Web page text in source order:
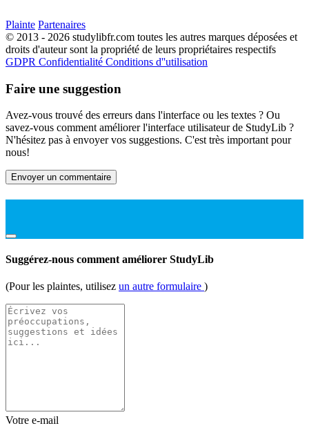
Plainte Partenaires
© 2013 - 2026 studylibfr.com toutes les autres marques déposées et
droits d'auteur sont la propriété de leurs propriétaires respectifs
GDPR Confidentialité Conditions d''utilisation
Faire une suggestion
Avez-vous trouvé des erreurs dans l'interface ou les textes ? Ou
savez-vous comment améliorer l'interface utilisateur de StudyLib ?
N'hésitez pas à envoyer vos suggestions. C'est très important pour
nous!
Envoyer un commentaire
Suggérez-nous comment améliorer StudyLib
(Pour les plaintes, utilisez un autre formulaire )
Votre e-mail